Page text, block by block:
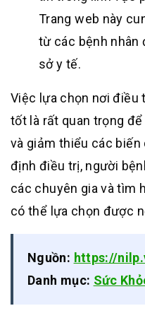
Trang web này
từ các bệnh nhân
sở y tế.
Việc lựa chọn nơi điều
tốt là rất quan trọng
và giảm thiểu các
định điều trị, người
các chuyên gia và tìm
có thể lựa chọn được
Nguồn: https://
Danh mục: Sức